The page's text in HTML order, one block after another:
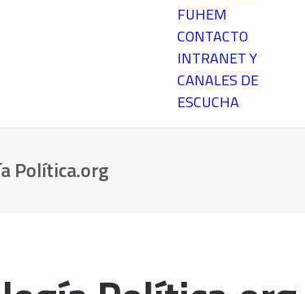
FUHEM
CONTACTO
INTRANET Y
CANALES DE
ESCUCHA
Política.org